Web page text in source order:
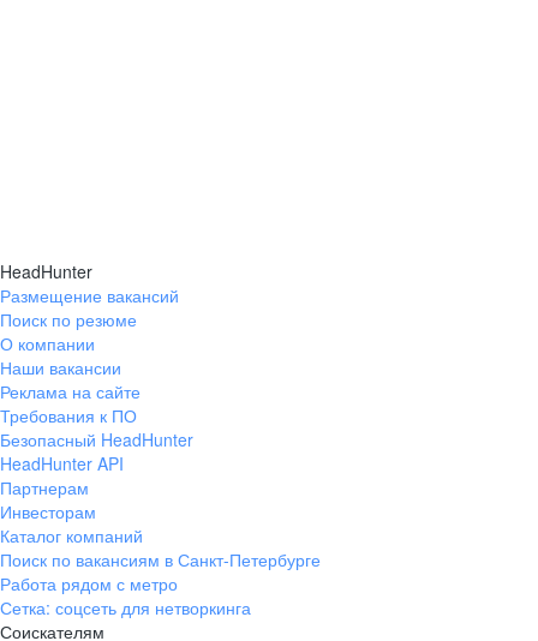
HeadHunter
Размещение вакансий
Поиск по резюме
О компании
Наши вакансии
Реклама на сайте
Требования к ПО
Безопасный HeadHunter
HeadHunter API
Партнерам
Инвесторам
Каталог компаний
Поиск по вакансиям в Санкт-Петербурге
Работа рядом с метро
Сетка: соцсеть для нетворкинга
Соискателям